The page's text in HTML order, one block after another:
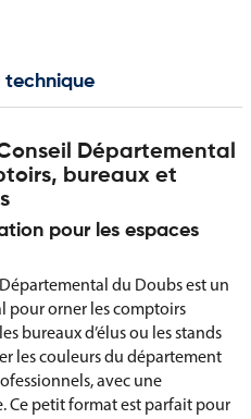
technique
Départemental
bureaux et
pour les espaces
du Doubs est un
pour orner les comptoirs
bureaux d’élus ou les stands
les couleurs du département
avec une
Ce petit format est parfait pour